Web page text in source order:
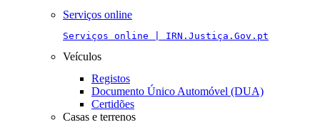
Serviços online
Serviços online | IRN.Justiça.Gov.pt
Veículos
Registos
Documento Único Automóvel (DUA)
Certidões
Casas e terrenos